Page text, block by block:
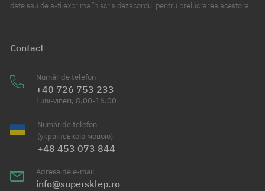
date sau de a-ți exprima în scris dezacordul pentru prelucrarea acestora.
Contact
Număr de telefon
+40 726 753 233
Luni-vineri, 8.00-16.00
Număr de telefon
(українською мовою)
+48 453 073 844
Adresa de e-mail
info@supersklep.ro